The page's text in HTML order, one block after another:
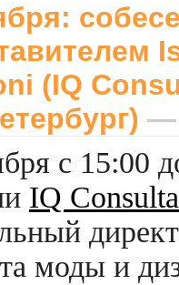
(IQ
—
с 15:00
IQ
моды и